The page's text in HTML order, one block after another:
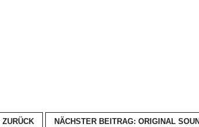
ZURÜCK NÄCHSTER BEITRAG: ORIGINAL